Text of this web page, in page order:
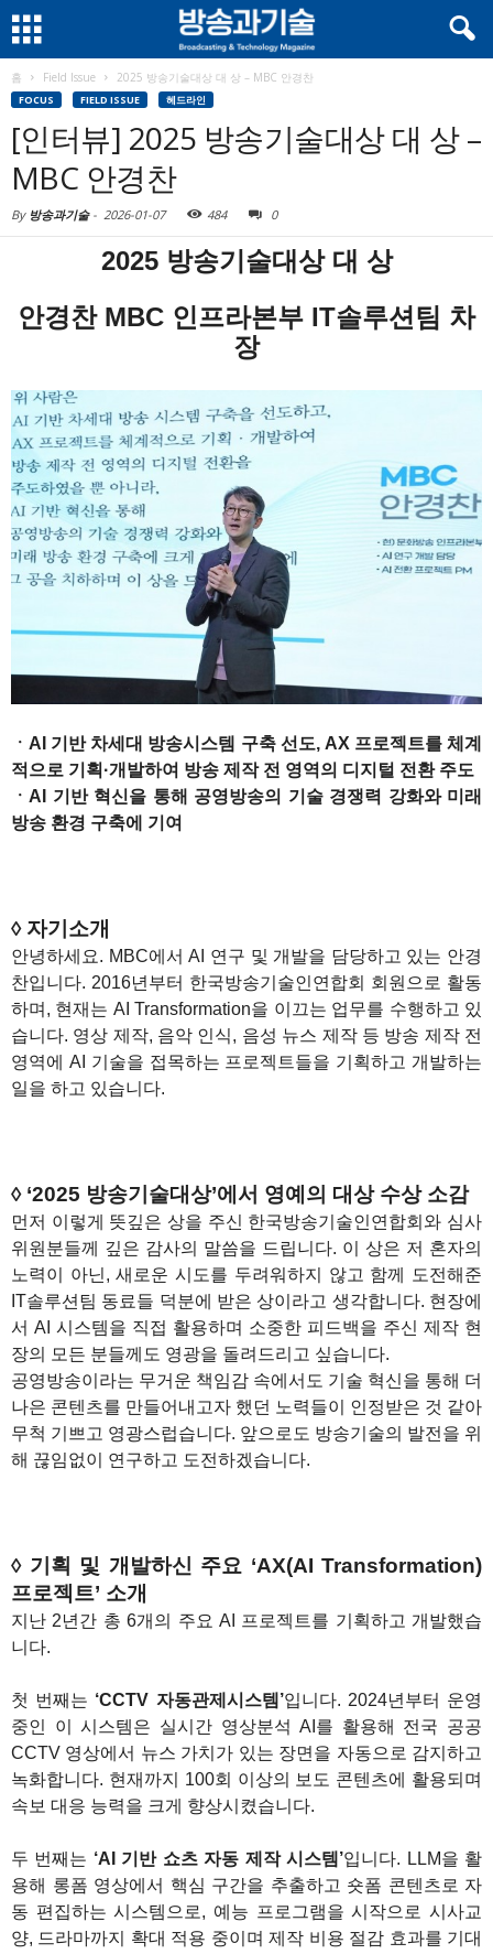
홈 Field Issue 2025 방송기술대상 대 상 – MBC 안경찬
FOCUS FIELD ISSUE 헤드라인
[인터뷰] 2025 방송기술대상 대 상 –
MBC 안경찬
By 방송과기술- 2026-01-07 484 0
2025 방송기술대상 대 상
안경찬 MBC 인프라본부 IT솔루션팀 차
장
ㆍAI 기반 차세대 방송시스템 구축 선도, AX 프로젝트를 체계
적으로 기획·개발하여 방송 제작 전 영역의 디지털 전환 주도
ㆍAI 기반 혁신을 통해 공영방송의 기술 경쟁력 강화와 미래
방송 환경 구축에 기여
◊ 자기소개
안녕하세요. MBC에서 AI 연구 및 개발을 담당하고 있는 안경
찬입니다. 2016년부터 한국방송기술인연합회 회원으로 활동
하며, 현재는 AI Transformation을 이끄는 업무를 수행하고 있
습니다. 영상 제작, 음악 인식, 음성 뉴스 제작 등 방송 제작 전
영역에 AI 기술을 접목하는 프로젝트들을 기획하고 개발하는
일을 하고 있습니다.
◊ ‘2025 방송기술대상’에서 영예의 대상 수상 소감
먼저 이렇게 뜻깊은 상을 주신 한국방송기술인연합회와 심사
위원분들께 깊은 감사의 말씀을 드립니다. 이 상은 저 혼자의
노력이 아닌, 새로운 시도를 두려워하지 않고 함께 도전해준
IT솔루션팀 동료들 덕분에 받은 상이라고 생각합니다. 현장에
서 AI 시스템을 직접 활용하며 소중한 피드백을 주신 제작 현
장의 모든 분들께도 영광을 돌려드리고 싶습니다.
공영방송이라는 무거운 책임감 속에서도 기술 혁신을 통해 더
나은 콘텐츠를 만들어내고자 했던 노력들이 인정받은 것 같아
무척 기쁘고 영광스럽습니다. 앞으로도 방송기술의 발전을 위
해 끊임없이 연구하고 도전하겠습니다.
◊ 기획 및 개발하신 주요 ‘AX(AI Transformation)
프로젝트’ 소개
지난 2년간 총 6개의 주요 AI 프로젝트를 기획하고 개발했습
니다.
첫 번째는 ‘CCTV 자동관제시스템’입니다. 2024년부터 운영
중인 이 시스템은 실시간 영상분석 AI를 활용해 전국 공공
CCTV 영상에서 뉴스 가치가 있는 장면을 자동으로 감지하고
녹화합니다. 현재까지 100회 이상의 보도 콘텐츠에 활용되며
속보 대응 능력을 크게 향상시켰습니다.
두 번째는 ‘AI 기반 쇼츠 자동 제작 시스템’입니다. LLM을 활
용해 롱폼 영상에서 핵심 구간을 추출하고 숏폼 콘텐츠로 자
동 편집하는 시스템으로, 예능 프로그램을 시작으로 시사교
양, 드라마까지 확대 적용 중이며 제작 비용 절감 효과를 기대